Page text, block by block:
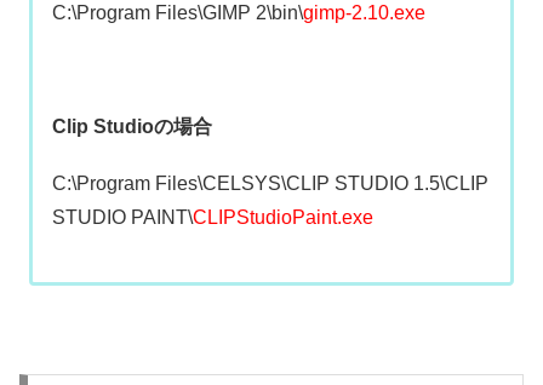
C:\Program Files\GIMP 2\bin\gimp-2.10.exe
Clip Studioの場合
C:\Program Files\CELSYS\CLIP STUDIO 1.5\CLIP
STUDIO PAINT\CLIPStudioPaint.exe